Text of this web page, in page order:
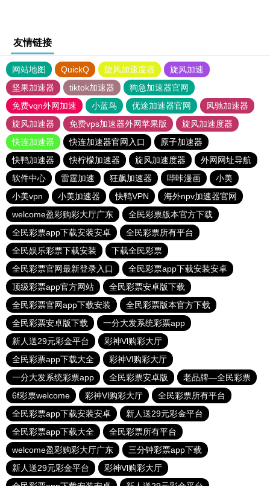
友情链接
网站地图 QuickQ 旋风加速度器
旋风加速
坚果加速器
tiktok加速器
狗急加速器官网
免费vqn外网加速
小蓝鸟 优途加速器官网
风驰加速器
旋风加速器
免费vps加速器外网苹果版
旋风加速度器
快连加速器
快连加速器官网入口
原子加速器
快鸭加速器
快柠檬加速器 旋风加速度器
外网网址导航
软件中心
雷霆加速 狂飙加速器 哔咔漫画
小美
小美vpn
小美加速器 快鸭VPN
海外npv加速器官网
welcome盈彩购彩大厅广东
全民彩票版本官方下载
全民彩票app下载安装安卓
全民彩票所有平台
全民娱乐彩票下载安装
下载全民彩票
全民彩票官网最新登录入口
全民彩票app下载安装安卓
顶级彩票app官方网站
全民彩票安卓版下载
全民彩票官网app下载安装
全民彩票版本官方下载
全民彩票安卓版下载
一分大发系统彩票app
新人送29元彩金平台
彩神Vl购彩大厅
全民彩票app下载大全
彩神Vl购彩大厅
一分大发系统彩票app
全民彩票安卓版
老品牌—全民彩票
6f彩票welcome
彩神Vl购彩大厅
全民彩票所有平台
全民彩票app下载安装安卓
新人送29元彩金平台
全民彩票app下载大全
全民彩票所有平台
welcome盈彩购彩大厅广东
三分钟彩票app下载
新人送29元彩金平台
彩神Vl购彩大厅